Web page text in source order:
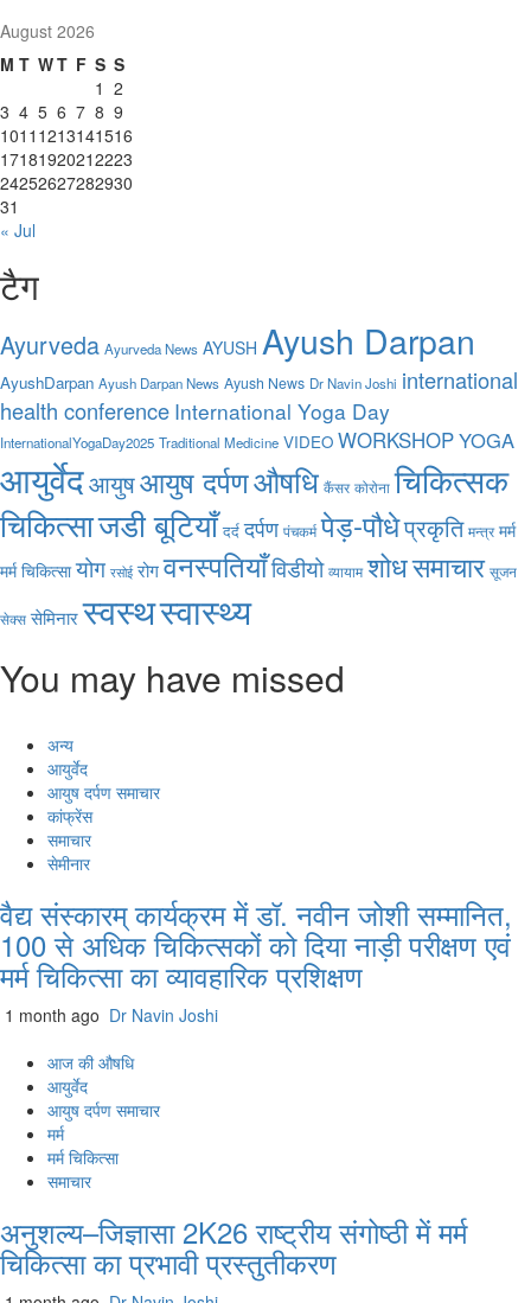
August 2026
M T WT F S S
1 2
3 4 5 6 7 8 9
1011 1213141516
17181920212223
24252627282930
31
« Jul
टैग
Ayurveda Ayurveda News AYUSH Ayush Darpan
AyushDarpan Ayush Darpan News Ayush News Dr Navin Joshi international
health conference International Yoga Day
InternationalYogaDay2025 Traditional Medicine VIDEO WORKSHOPYOGA
आयुर्वेदआयुषआयुष दर्पणऔषधि कैंसर कोरोना चिकित्सक
चिकित्साजडी बूटियाँ दर्द दर्पण पंचकर्म पेड़-पौधेप्रकृति मन्त्र मर्म
मर्म चिकित्सायोग रसोई रोगवनस्पतियाँविडीयो व्यायाम शोधसमाचार सूजन
सेक्स सेमिनारस्वस्थस्वास्थ्य
You may have missed
अन्य
आयुर्वेद
आयुष दर्पण समाचार
कांफ्रेंस
समाचार
सेमीनार
वैद्य संस्कारम् कार्यक्रम में डॉ. नवीन जोशी सम्मानित,
100 से अधिक चिकित्सकों को दिया नाड़ी परीक्षण एवं
मर्म चिकित्सा का व्यावहारिक प्रशिक्षण
1 month ago Dr Navin Joshi
आज की औषधि
आयुर्वेद
आयुष दर्पण समाचार
मर्म
मर्म चिकित्सा
समाचार
अनुशल्य–जिज्ञासा 2K26 राष्ट्रीय संगोष्ठी में मर्म
चिकित्सा का प्रभावी प्रस्तुतीकरण